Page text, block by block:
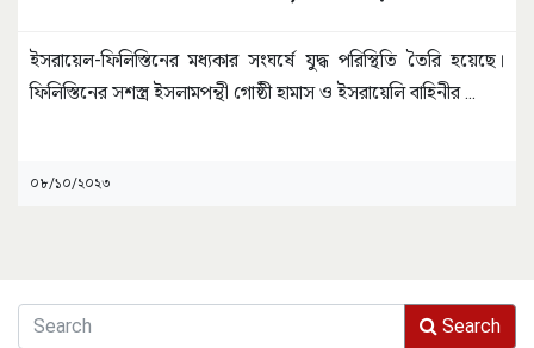
ইসরায়েল-ফিলিস্তিনের মধ্যকার সংঘর্ষে যুদ্ধ পরিস্থিতি তৈরি হয়েছে।
ফিলিস্তিনের সশস্ত্র ইসলামপন্থী গোষ্ঠী হামাস ও ইসরায়েলি বাহিনীর ...
০৮/১০/২০২৩
Search